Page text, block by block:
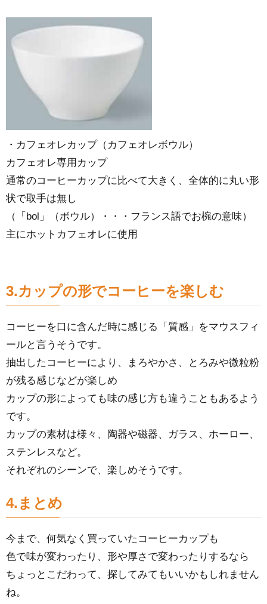
・カフェオレカップ（カフェオレボウル）
カフェオレ専用カップ
通常のコーヒーカップに比べて大きく、全体的に丸い形
状で取手は無し
（「bol」（ボウル）・・・フランス語でお椀の意味）
主にホットカフェオレに使用
3.カップの形でコーヒーを楽しむ
コーヒーを口に含んだ時に感じる「質感」をマウスフィ
ールと言うそうです。
抽出したコーヒーにより、まろやかさ、とろみや微粒粉
が残る感じなどが楽しめ
カップの形によっても味の感じ方も違うこともあるよう
です。
カップの素材は様々、陶器や磁器、ガラス、ホーロー、
ステンレスなど。
それぞれのシーンで、楽しめそうです。
4.まとめ
今まで、何気なく買っていたコーヒーカップも
色で味が変わったり、形や厚さで変わったりするなら
ちょっとこだわって、探してみてもいいかもしれません
ね。